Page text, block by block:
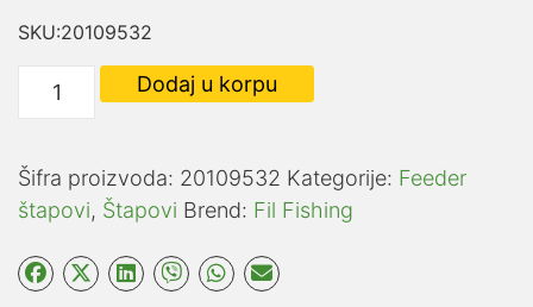
bila:
3,790.00 рсд.
3,700.00 рсд.
SKU:20109532
FISHING
TELE
FEEDER
/
Dodaj u korpu
Šifra proizvoda: 20109532 Kategorije: Feeder
štapovi, Štapovi Brend: Fil Fishing